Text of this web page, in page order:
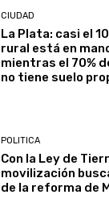
CIUDAD
La Plata: casi el
rural está en
mientras el 70%
no tiene suelo
POLITICA
Con la Ley de
movilización
de la reforma de